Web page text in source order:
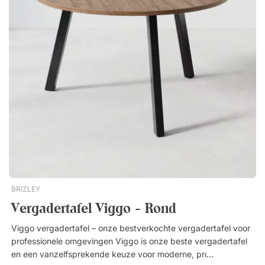
BRIZLEY
Vergadertafel Viggo - Rond
Viggo vergadertafel – onze bestverkochte vergadertafel voor
professionele omgevingen Viggo is onze beste vergadertafel
en een vanzelfsprekende keuze voor moderne, professionele